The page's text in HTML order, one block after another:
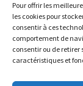
Pour offrir les
les cookies pour
consentir à ces
comportement de
consentir ou de
caractéristiques et
Archives
ufa-ad